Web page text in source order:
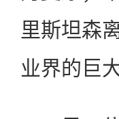
里斯坦森
业界的巨